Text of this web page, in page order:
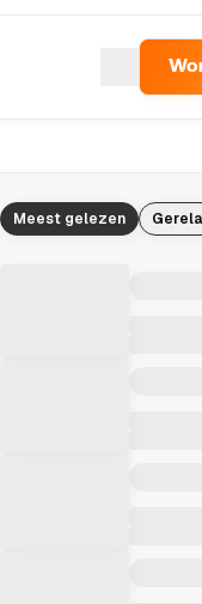
Meest gelezen